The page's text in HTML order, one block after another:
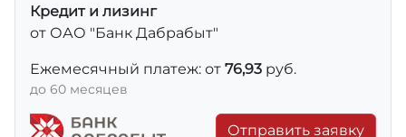
Кредит и лизинг
от ОАО "Банк Дабрабыт"
Ежемесячный платеж: от 76,93 руб.
до 60 месяцев
Отправить заявку